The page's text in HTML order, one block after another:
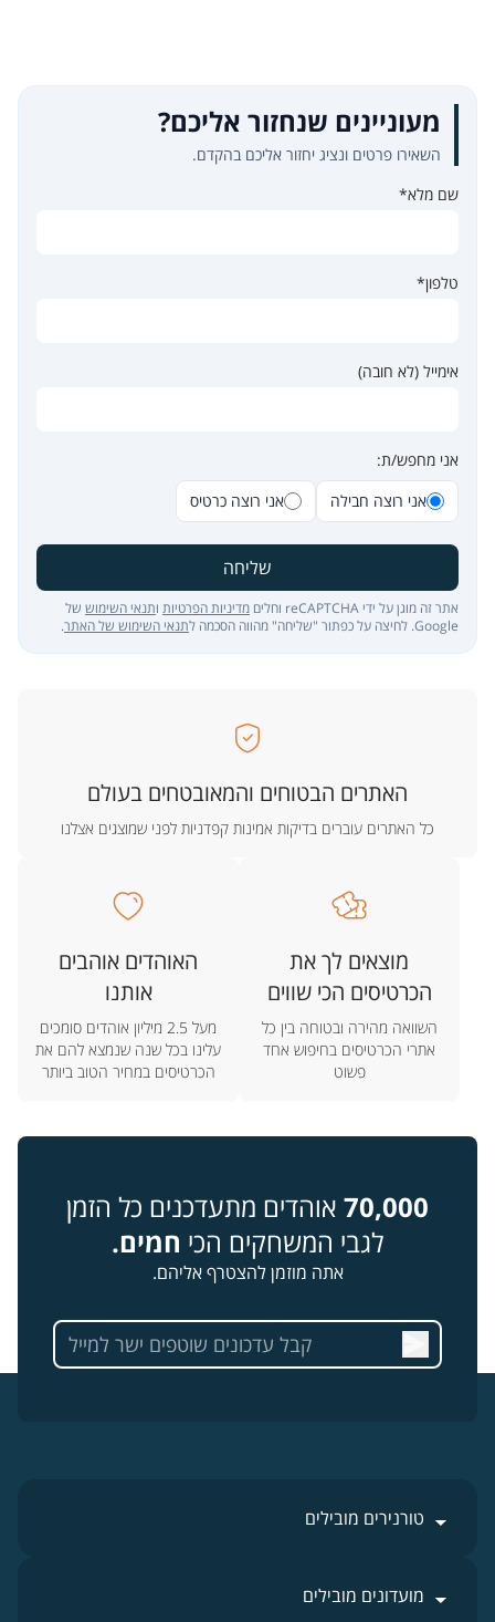
מעוניינים שנחזור אליכם?
השאירו פרטים ונציג יחזור אליכם בהקדם.
שם מלא*
טלפון*
אימייל (לא חובה)
אני מחפש/ת:
אני רוצה חבילה
אני רוצה כרטיס
שליחה
אתר זה מוגן על ידי reCAPTCHA וחלים מדיניות הפרטיות ותנאי השימוש של
Google. לחיצה על כפתור "שליחה" מהווה הסכמה ל
תנאי השימוש של האתר.
האתרים הבטוחים והמאובטחים בעולם
כל האתרים עוברים בדיקות אמינות קפדניות לפני שמוצגים אצלנו
מוצאים לך את
הכרטיסים הכי שווים
השוואה מהירה ובטוחה בין כל
אתרי הכרטיסים בחיפוש אחד
פשוט
האוהדים אוהבים
אותנו
מעל 2.5 מיליון אוהדים סומכים
עלינו בכל שנה שנמצא להם את
הכרטיסים במחיר הטוב ביותר
70,000 אוהדים מתעדכנים כל הזמן
לגבי המשחקים הכי חמים.
אתה מוזמן להצטרף אליהם.
טורנירים מובילים
מועדונים מובילים